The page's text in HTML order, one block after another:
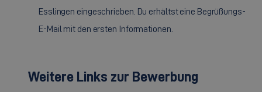
Esslingen eingeschrieben. Du erhältst eine Begrüßungs-
E-Mail mit den ersten Informationen.
Weitere Links zur Bewerbung